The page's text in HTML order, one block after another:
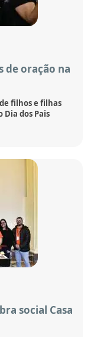
de oração na
filhos e filhas
Dia dos Pais
social Casa